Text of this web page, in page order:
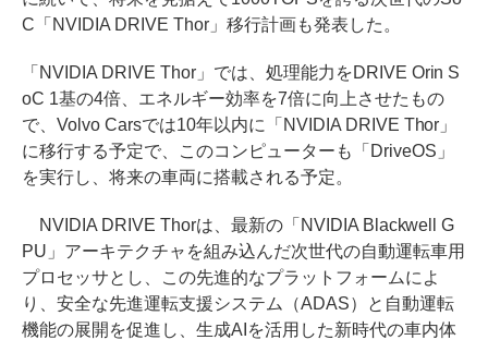
C「NVIDIA DRIVE Thor」移行計画も発表した。
「NVIDIA DRIVE Thor」では、処理能力をDRIVE Orin S
oC 1基の4倍、エネルギー効率を7倍に向上させたもの
で、Volvo Carsでは10年以内に「NVIDIA DRIVE Thor」
に移行する予定で、このコンピューターも「DriveOS」
を実行し、将来の車両に搭載される予定。
NVIDIA DRIVE Thorは、最新の「NVIDIA Blackwell G
PU」アーキテクチャを組み込んだ次世代の自動運転車用
プロセッサとし、この先進的なプラットフォームによ
り、安全な先進運転支援システム（ADAS）と自動運転
機能の展開を促進し、生成AIを活用した新時代の車内体